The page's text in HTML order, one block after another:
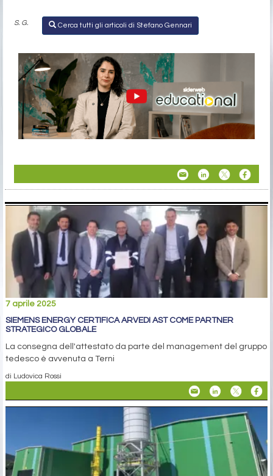
S. G. Cerca tutti gli articoli di Stefano Gennari
7 aprile 2025
SIEMENS ENERGY CERTIFICA ARVEDI AST COME PARTNER
STRATEGICO GLOBALE
La consegna dell'attestato da parte del management del gruppo
tedesco è avvenuta a Terni
di Ludovica Rossi